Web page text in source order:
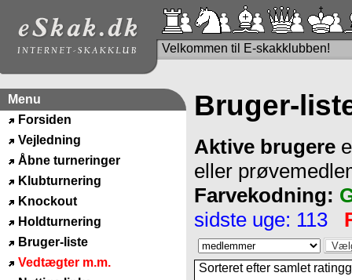
Velkommen til E-skakklubben!
Menu
Forsiden
Vejledning
Åbne turneringer
Klubturnering
Knockout
Holdturnering
Bruger-liste
Vedtægter m.m.
Bruger-
Aktive brugere
eller
Farvekodning:
sidste uge: 113
Sorteret efter samlet